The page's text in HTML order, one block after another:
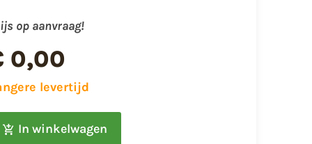
op aanvraag!
0,00
levertijd
In winkelwagen